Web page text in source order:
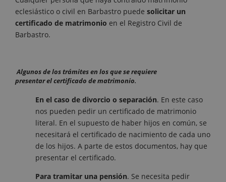
eclesiástico o civil en Barbastro puede solicitar un
certificado de matrimonio en el Registro Civil de
Barbastro.
Algunos de lostrámitesen los que se requiere
presentar el certificado dematrimonio.
En el caso de divorcio o separación. En este caso
nos pueden pedir un certificado de matrimonio
literal. En el supuesto de haber hijos en común, se
necesitará el certificado de nacimiento de cada uno
de los hijos. A parte de estos documentos, hay que
presentar el certificado.
Para tramitar una pensión. Se necesita pedir